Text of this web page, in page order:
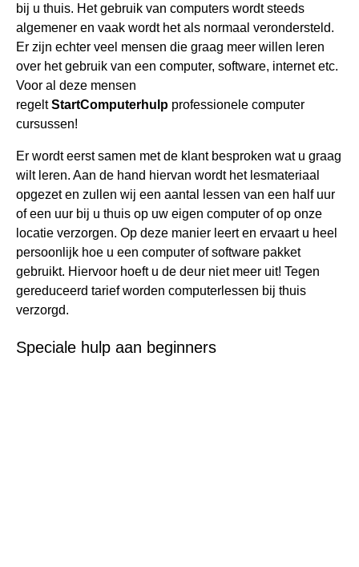
bij u thuis. Het gebruik van computers wordt steeds
algemener en vaak wordt het als normaal verondersteld.
Er zijn echter veel mensen die graag meer willen leren
over het gebruik van een computer, software, internet etc.
Voor al deze mensen
regeltStartComputerhulp professionele computer
cursussen!
Er wordt eerst samen met de klant besproken wat u graag
wilt leren. Aan de hand hiervan wordt het lesmateriaal
opgezet en zullen wij een aantal lessen van een half uur
of een uur bij u thuis op uw eigen computer of op onze
locatie verzorgen. Op deze manier leert en ervaart u heel
persoonlijk hoe u een computer of software pakket
gebruikt. Hiervoor hoeft u de deur niet meer uit! Tegen
gereduceerd tarief worden computerlessen bij thuis
verzorgd.
Speciale hulp aan beginners